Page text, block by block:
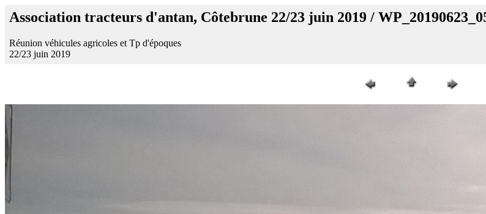
Association tracteurs d'antan, Côtebrune 22/23 juin 2019 /
Réunion véhicules agricoles et Tp d'époques
22/23 juin 2019